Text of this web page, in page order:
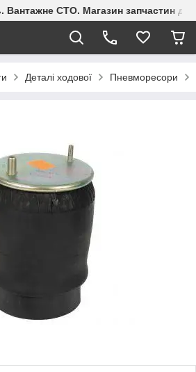
Вантажне СТО. Магазин запчастин
Деталі ходової Пневморесори